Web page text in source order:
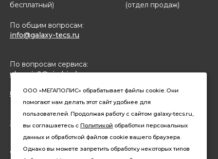
бесплатный)
(отдел продаж)
По общим вопросам:
info@galaxy-tecs.ru
По вопросам сервиса:
ulservis2@simbirsk-crown.ru
8(962)633-02-15 (чат в MAX)
Конфиденциальность
Давайте дружить
ООО «МЕГАПОЛИС» обрабатывает файлы cookie. Они
помогают нам делать этот сайт удобнее для
пользователей. Продолжая работу с сайтом galaxy-tecs.ru,
вы соглашаетесь сПолитикой обработки персональных
данных и обработкой файлов cookie вашего браузера.
Однако вы можете запретить обработку некоторых типов